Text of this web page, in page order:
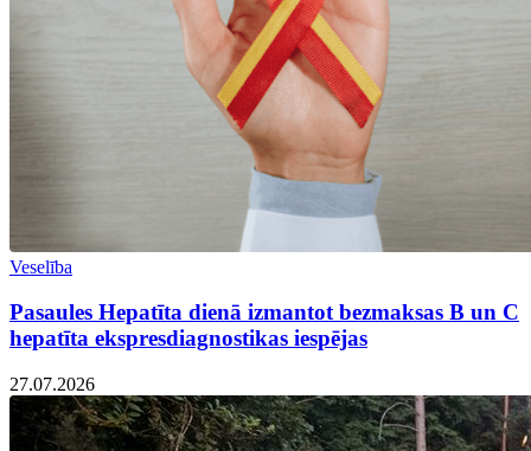
Veselība
Pasaules Hepatīta dienā izmantot bezmaksas B un C
hepatīta ekspresdiagnostikas iespējas
27.07.2026